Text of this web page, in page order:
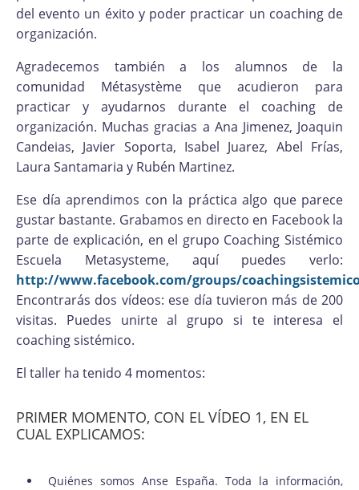
del evento un éxito y poder practicar un coaching de
organización.
Agradecemos también a los alumnos de la
comunidad Métasystème que acudieron para
practicar y ayudarnos durante el coaching de
organización. Muchas gracias a Ana Jimenez, Joaquin
Candeias, Javier Soporta, Isabel Juarez, Abel Frías,
Laura Santamaria y Rubén Martinez.
Ese día aprendimos con la práctica algo que parece
gustar bastante. Grabamos en directo en Facebook la
parte de explicación, en el grupo Coaching Sistémico
Escuela Metasysteme, aquí puedes verlo:
http://www.facebook.com/groups/
Encontrarás dos vídeos: ese día tuvieron más de 200
visitas. Puedes unirte al grupo si te interesa el
coaching sistémico.
El taller ha tenido 4 momentos:
PRIMER MOMENTO, CON EL VÍDEO 1, EN EL
CUAL EXPLICAMOS:
Quiénes somos Anse España. Toda la información,